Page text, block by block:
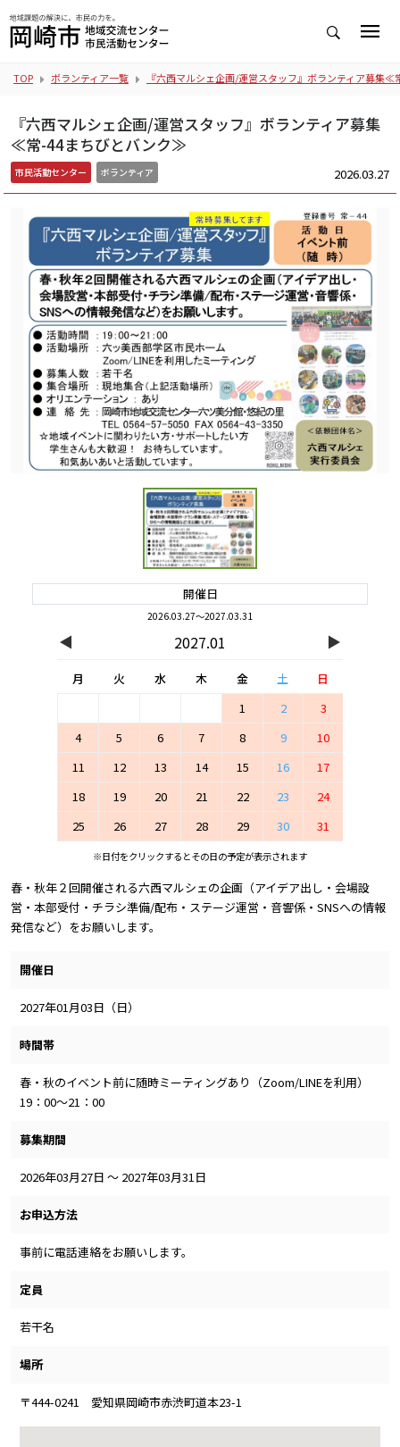
TOP ボランティア一覧 『六西マルシェ企画/運営スタッフ』ボランティア募集
『六西マルシェ企画/運営スタッフ』ボランティア募集
≪常-44まちびとバンク≫
市民活動センター ボランティア 2026.03.27
開催日
2026.03.27～2027.03.31
◀ 2027.01 ▶
月 火 水 木 金 土
日
1
2
3
4
5 6 7 8 9
10
11
12 13 14 15 16
17
18
19 20 21 22 23
24
25
26 27 28 29 30 31
※日付をクリックするとその日の予定が表示されます
春・秋年２回開催される六西マルシェの企画（アイデア出し・会場設
営・本部受付・チラシ準備/配布・ステージ運営・音響係・SNSへの情報
発信など）をお願いします。
開催日
2027年01月03日（日）
時間帯
春・秋のイベント前に随時ミーティングあり（Zoom/LINEを利用）
19：00～21：00
募集期間
2026年03月27日 ～ 2027年03月31日
お申込方法
事前に電話連絡をお願いします。
定員
若干名
場所
〒444-0241 愛知県岡崎市赤渋町道本23-1